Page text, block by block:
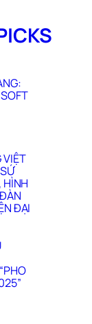
VIỆT
HÌNH
ĐẠI